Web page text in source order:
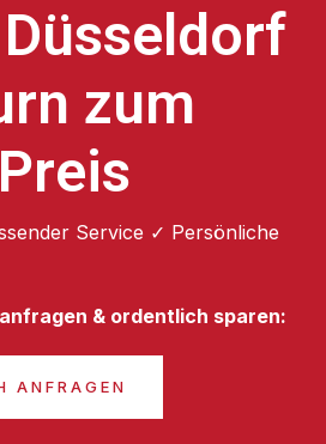
zum
Service ✓ Persönliche
& ordentlich sparen:
ANFRAGEN